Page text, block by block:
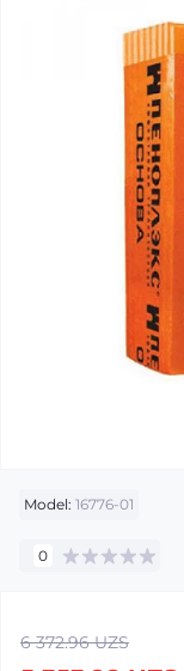
Model: 16776-01
0
6 372.96 UZS